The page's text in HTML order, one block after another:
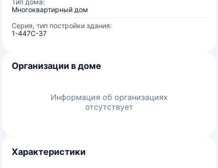
Тип дома:
Многоквартирный дом
Серия, тип постройки здания:
1-447С-37
Организации в доме
Информация об организациях
отсутствует
Характеристики